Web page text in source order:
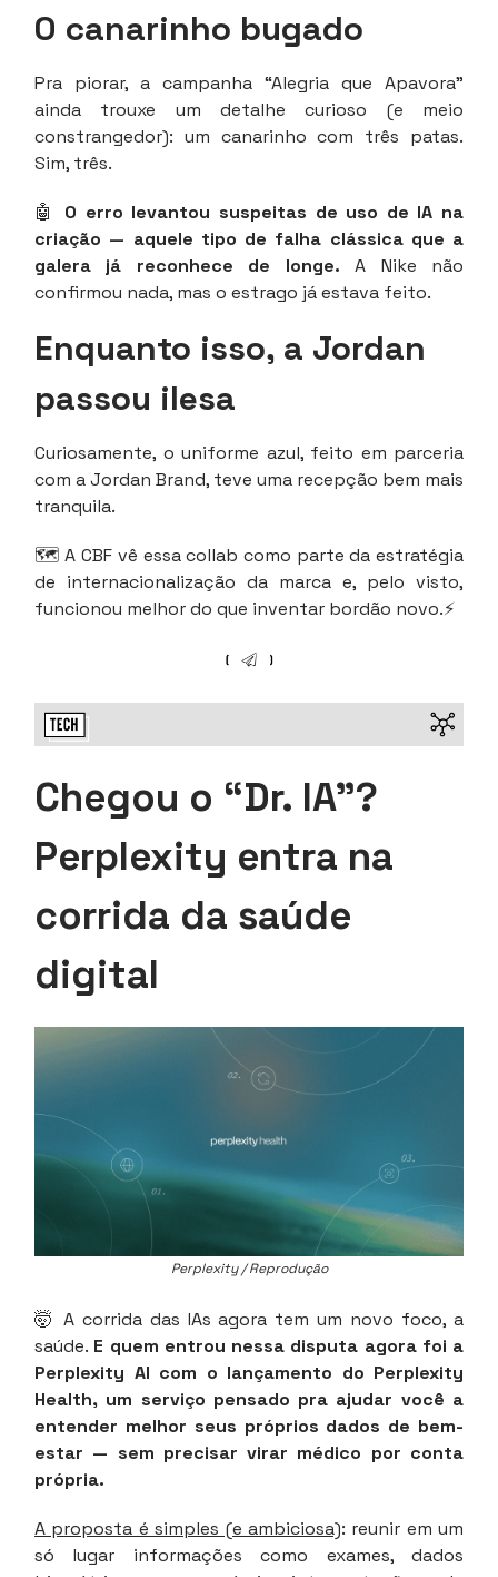
O canarinho bugado
Pra piorar, a campanha “Alegria que Apavora”
ainda trouxe um detalhe curioso (e meio
constrangedor): um canarinho com três patas.
Sim, três.
🤖 O erro levantou suspeitas de uso de IA na
criação — aquele tipo de falha clássica que a
galera já reconhece de longe. A Nike não
confirmou nada, mas o estrago já estava feito.
Enquanto isso, a Jordan
passou ilesa
Curiosamente, o uniforme azul, feito em parceria
com a Jordan Brand, teve uma recepção bem mais
tranquila.
🗺️ A CBF vê essa collab como parte da estratégia
de internacionalização da marca e, pelo visto,
funcionou melhor do que inventar bordão novo.⚡
Chegou o “Dr. IA”?
Perplexity entra na
corrida da saúde
digital
Perplexity / Reprodução
🤯 A corrida das IAs agora tem um novo foco, a
saúde. E quem entrou nessa disputa agora foi a
Perplexity AI com o lançamento do Perplexity
Health, um serviço pensado pra ajudar você a
entender melhor seus próprios dados de bem-
estar — sem precisar virar médico por conta
própria.
A proposta é simples (e ambiciosa): reunir em um
só lugar informações como exames, dados